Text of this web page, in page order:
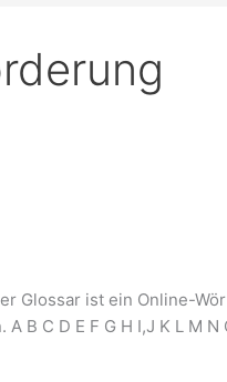
Glossar ist ein Online-
B C D E F G H I,J K L M